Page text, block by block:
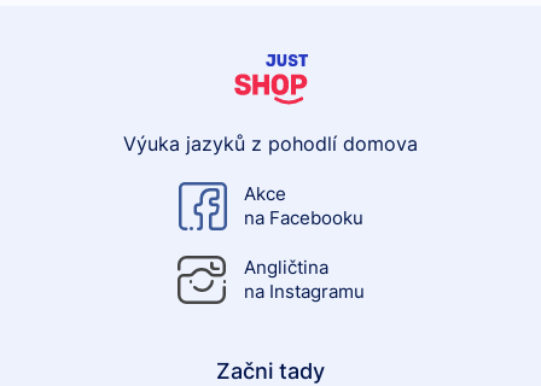
Výuka jazyků z pohodlí domova
Akce
na Facebooku
Angličtina
na Instagramu
Začni tady